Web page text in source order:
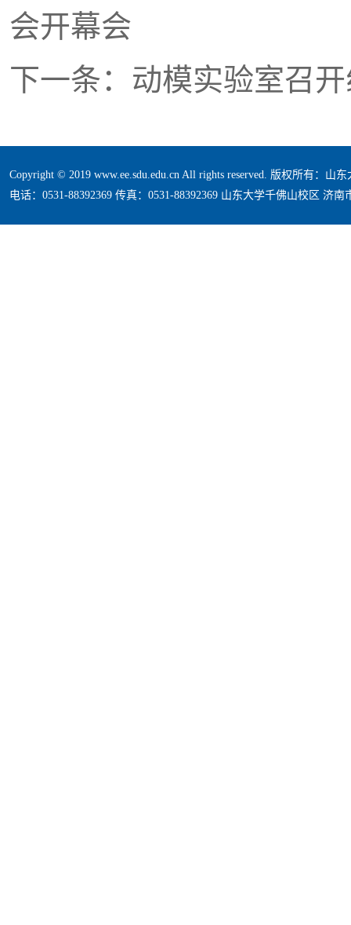
会开幕会
下一条：动模实验室召
Copyright © 2019 www.ee.sdu.edu.cn All rights reserved. 版权所有：山
电话：0531-88392369 传真：0531-88392369 山东大学千佛山校区 济